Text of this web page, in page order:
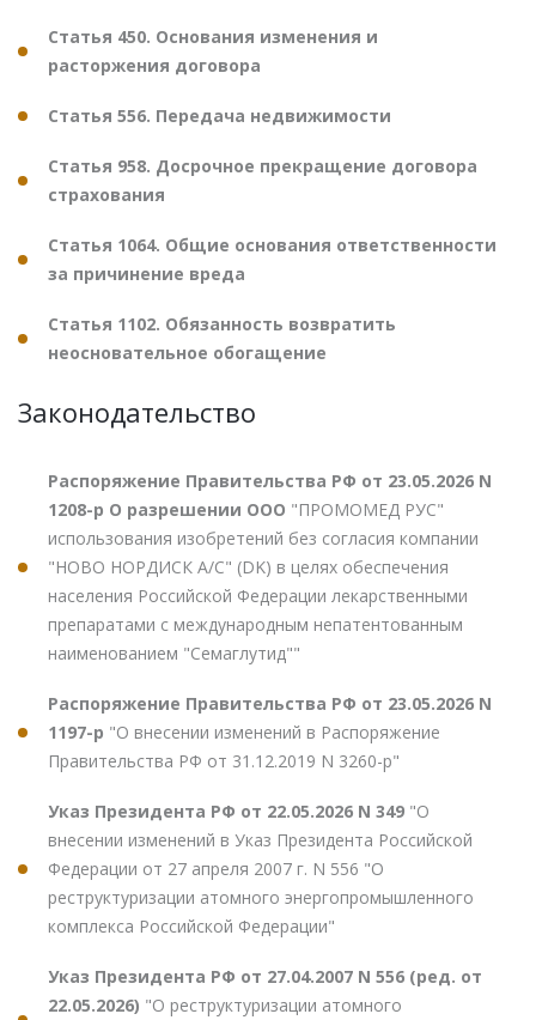
Статья 450. Основания изменения и
расторжения договора
Статья 556. Передача недвижимости
Статья 958. Досрочное прекращение договора
страхования
Статья 1064. Общие основания ответственности
за причинение вреда
Статья 1102. Обязанность возвратить
неосновательное обогащение
Законодательство
Распоряжение Правительства РФ от 23.05.2026 N
1208-р О разрешении ООО "ПРОМОМЕД РУС"
использования изобретений без согласия компании
"НОВО НОРДИСК А/С" (DK) в целях обеспечения
населения Российской Федерации лекарственными
препаратами с международным непатентованным
наименованием "Семаглутид""
Распоряжение Правительства РФ от 23.05.2026 N
1197-р "О внесении изменений в Распоряжение
Правительства РФ от 31.12.2019 N 3260-р"
Указ Президента РФ от 22.05.2026 N 349 "О
внесении изменений в Указ Президента Российской
Федерации от 27 апреля 2007 г. N 556 "О
реструктуризации атомного энергопромышленного
комплекса Российской Федерации"
Указ Президента РФ от 27.04.2007 N 556 (ред. от
22.05.2026) "О реструктуризации атомного